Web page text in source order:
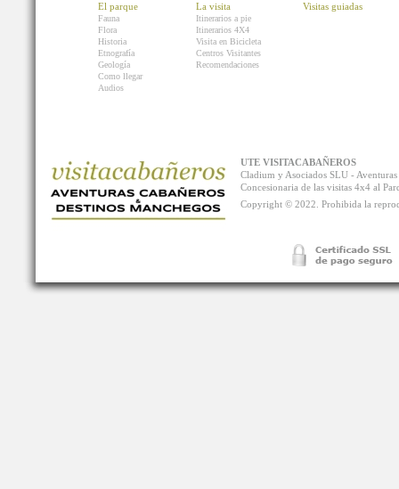
El parque
Fauna
Flora
Historia
Etnografía
Geología
Como llegar
Audios
La visita
Itinerarios a pie
Itinerarios 4X4
Visita en Bicicleta
Centros Visitantes
Recomendaciones
Visitas guiadas
UTE VISITACABAÑEROS
Cladium y Asociados SLU -
Concesionaria de las visitas 4x4 al
Copyright © 2022. Prohibida la